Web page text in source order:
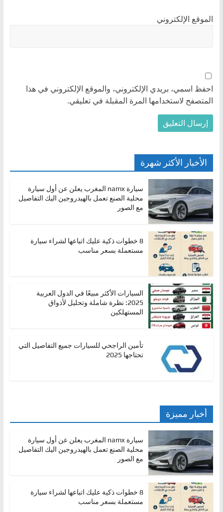
الموقع الإلكتروني
احفظ اسمي، بريدي الإلكتروني، والموقع الإلكتروني في هذا
المتصفح لاستخدامها المرة المقبلة في تعليقي.
الأخبار الأكثر شهرة
سيارة namx المغرب يعلن عن أول سيارة
محلية الصنع تعمل بالهيدروجين اليك التفاصيل
مع الصور
8 خطوات ذكية عليك اتباعها لشراء سيارة
مستعملة بسعر مناسب
السيارات الأكثر مبيعًا في الدول العربية
2025: نظرة شاملة وتحليل لأذواق
المستهلكين
تأمين الراجحي للسيارات جميع التفاصيل التي
تحتاجها 2025
أخبار مميزة
سيارة namx المغرب يعلن عن أول سيارة
محلية الصنع تعمل بالهيدروجين اليك التفاصيل
مع الصور
8 خطوات ذكية عليك اتباعها لشراء سيارة
مستعملة بسعر مناسب